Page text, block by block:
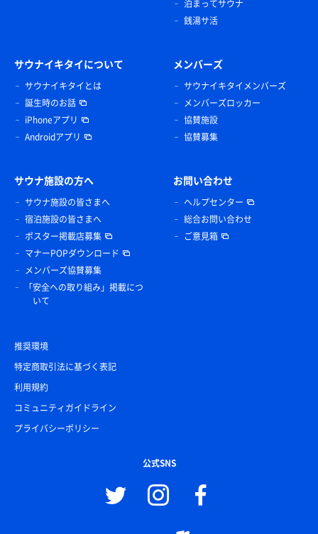
泊まってサウナ
銭湯サ活
サウナイキタイについて
サウナイキタイとは
誕生時のお話
iPhoneアプリ
Androidアプリ
メンバーズ
サウナイキタイメンバーズ
メンバーズロッカー
協賛施設
協賛募集
サウナ施設の方へ
サウナ施設の皆さまへ
宿泊施設の皆さまへ
ポスター掲載店募集
マナーPOPダウンロード
メンバーズ協賛募集
「安全への取り組み」掲載につ
いて
お問い合わせ
ヘルプセンター
総合お問い合わせ
ご意見箱
推奨環境
特定商取引法に基づく表記
利用規約
コミュニティガイドライン
プライバシーポリシー
公式SNS